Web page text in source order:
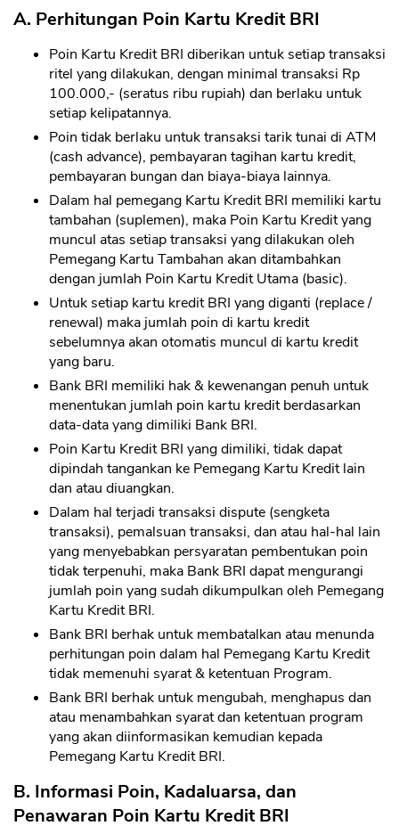
A. Perhitungan Poin Kartu Kredit BRI
Poin Kartu Kredit BRI diberikan untuk setiap transaksi
ritel yang dilakukan, dengan minimal transaksi Rp
100.000,- (seratus ribu rupiah) dan berlaku untuk
setiap kelipatannya.
Poin tidak berlaku untuk transaksi tarik tunai di ATM
(cash advance), pembayaran tagihan kartu kredit,
pembayaran bungan dan biaya-biaya lainnya.
Dalam hal pemegang Kartu Kredit BRI memiliki kartu
tambahan (suplemen), maka Poin Kartu Kredit yang
muncul atas setiap transaksi yang dilakukan oleh
Pemegang Kartu Tambahan akan ditambahkan
dengan jumlah Poin Kartu Kredit Utama (basic).
Untuk setiap kartu kredit BRI yang diganti (replace /
renewal) maka jumlah poin di kartu kredit
sebelumnya akan otomatis muncul di kartu kredit
yang baru.
Bank BRI memiliki hak & kewenangan penuh untuk
menentukan jumlah poin kartu kredit berdasarkan
data-data yang dimiliki Bank BRI.
Poin Kartu Kredit BRI yang dimiliki, tidak dapat
dipindah tangankan ke Pemegang Kartu Kredit lain
dan atau diuangkan.
Dalam hal terjadi transaksi dispute (sengketa
transaksi), pemalsuan transaksi, dan atau hal-hal lain
yang menyebabkan persyaratan pembentukan poin
tidak terpenuhi, maka Bank BRI dapat mengurangi
jumlah poin yang sudah dikumpulkan oleh Pemegang
Kartu Kredit BRI.
Bank BRI berhak untuk membatalkan atau menunda
perhitungan poin dalam hal Pemegang Kartu Kredit
tidak memenuhi syarat & ketentuan Program.
Bank BRI berhak untuk mengubah, menghapus dan
atau menambahkan syarat dan ketentuan program
yang akan diinformasikan kemudian kepada
Pemegang Kartu Kredit BRI.
B. Informasi Poin, Kadaluarsa, dan
Penawaran Poin Kartu Kredit BRI